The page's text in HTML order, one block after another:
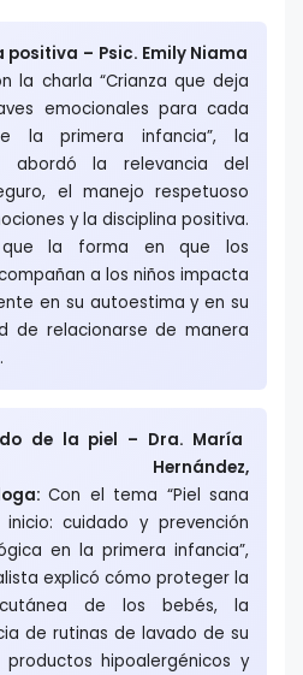
positiva – Psic. Emily Niama
la charla “Crianza que deja
emocionales para cada
la primera infancia”, la
abordó la relevancia del
el manejo respetuoso
y la disciplina positiva.
que la forma en que los
a los niños impacta
en su autoestima y en su
de relacionarse de manera
de la piel – Dra. María
Hernández,
Con el tema “Piel sana
cuidado y prevención
en la primera infancia”,
explicó cómo proteger la
de los bebés, la
de rutinas de lavado de su
hipoalergénicos y